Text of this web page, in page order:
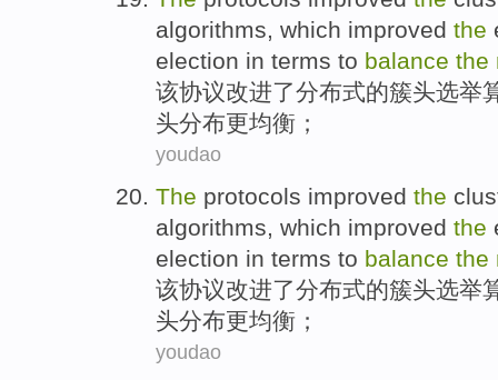
algorithms, which improved the
election in terms to balance the
该协议改进了分布式的簇头选举
头分布更均衡；
youdao
The protocols improved the
algorithms, which improved the
election in terms to balance the
该协议改进了分布式的簇头选举
头分布更均衡；
youdao